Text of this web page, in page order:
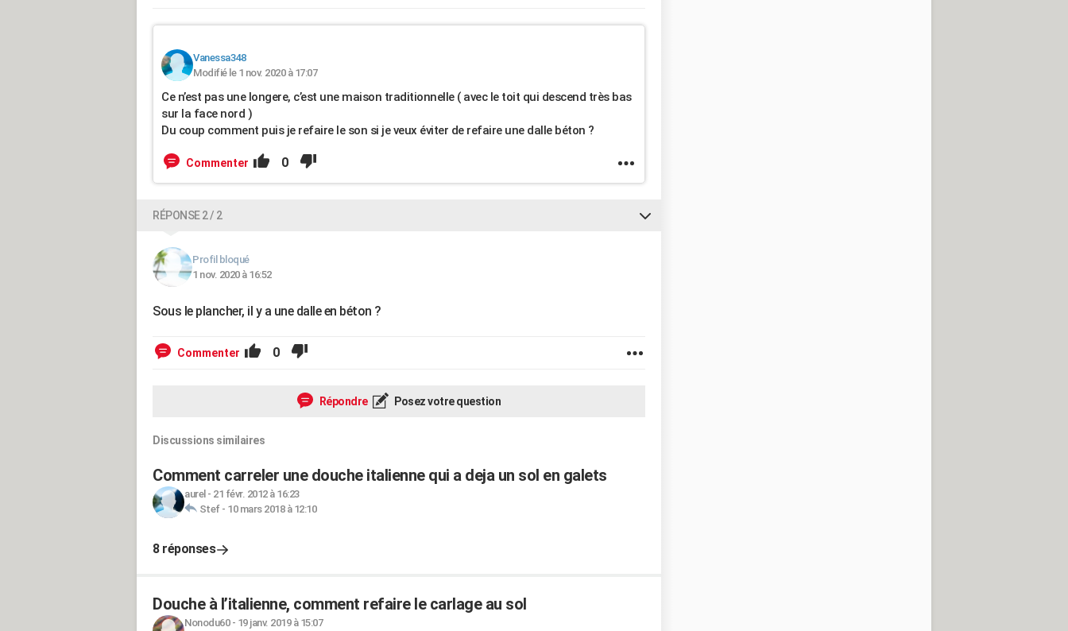
Vanessa348
Modifié le 1 nov. 2020 à 17:07
Ce n’est pas une longere, c’est une maison traditionnelle ( avec le toit qui descend très bas
sur la face nord )
Du coup comment puis je refaire le son si je veux éviter de refaire une dalle béton ?
Commenter 0
RÉPONSE 2 / 2
Profil bloqué
1 nov. 2020 à 16:52
Sous le plancher, il y a une dalle en béton ?
Commenter 0
Répondre Posez votre question
Discussions similaires
Comment carreler une douche italienne qui a deja un sol en galets
aurel - 21 févr. 2012 à 16:23
Stef- 10 mars 2018 à 12:10
8 réponses
Douche à l’italienne, comment refaire le carlage au sol
Nonodu60- 19 janv. 2019 à 15:07